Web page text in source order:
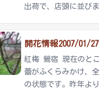
出荷で、店頭に並び
作柄は昨年の７０％
穫を予定しています
なおれ梅組合で産地
とになりました。売
梅まつり期間中に売
た...
開花情報2007/01/27
紅梅 鶯宿 現在のと
蕾がふくらみかけ、
の状態です。昨年よ